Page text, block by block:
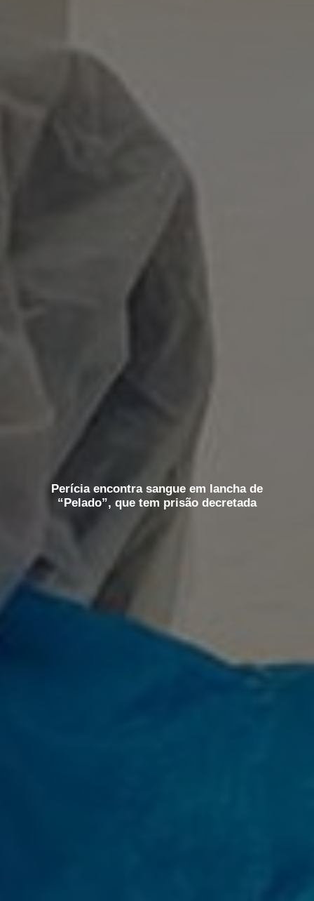
Perícia encontra sangue em lancha de
“Pelado”, que tem prisão decretada